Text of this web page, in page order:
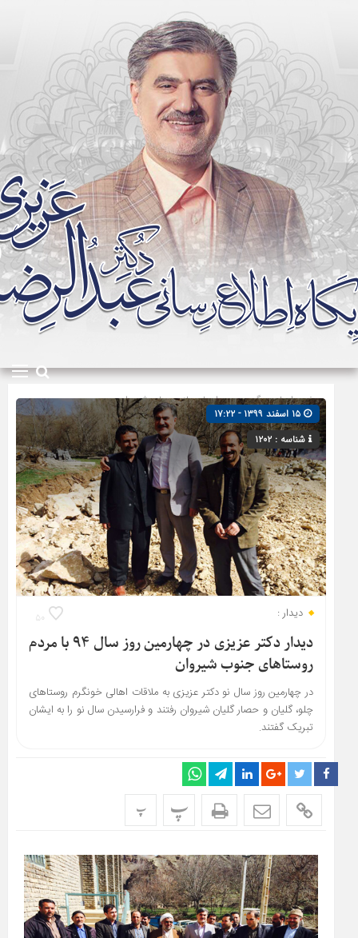
صفحه اصلی» گروه »دیدارها و بازدیدها»شیروان
شناسه : ۱۲۰۲
۵۰ دیدار :
دیدار دکتر عزیزی در چهارمین روز سال ۹۴ با مردم
روستاهای جنوب شیروان
در چهارمین روز سال نو دکتر عزیزی به ملاقات اهالی خونگرم روستاهای
چلو، گلیان و حصار گلیان شیروان رفتند و فرارسیدن سال نو را به ایشان
تبریک گفتند.
پ پ